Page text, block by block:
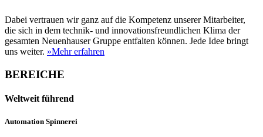
Dabei vertrauen wir ganz auf die Kompetenz unserer Mitarbeiter,
die sich in dem technik- und innovationsfreundlichen Klima der
gesamten Neuenhauser Gruppe entfalten können. Jede Idee bringt
uns weiter. »Mehr erfahren
BEREICHE
Weltweit führend
Automation Spinnerei